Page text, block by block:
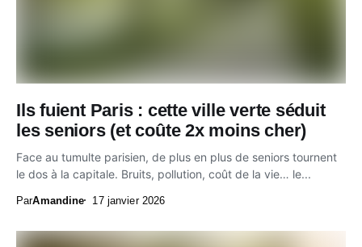
Ils fuient Paris : cette ville verte séduit
les seniors (et coûte 2x moins cher)
Face au tumulte parisien, de plus en plus de seniors tournent
le dos à la capitale. Bruits, pollution, coût de la vie… le...
ParAmandine 17 janvier 2026